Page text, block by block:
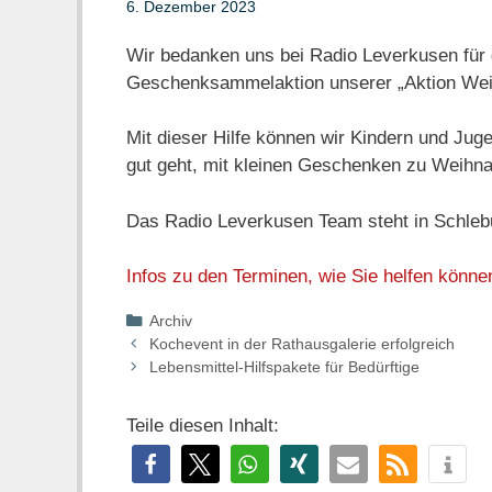
6. Dezember 2023
Wir bedanken uns bei Radio Leverkusen
Geschenksammelaktion unserer „Aktion
Mit dieser Hilfe können wir Kindern und
gut geht, mit kleinen Geschenken zu
Das Radio Leverkusen Team steht in
Infos zu den Terminen, wie Sie helfen
Kategorien
Archiv
Kochevent in der Rathausgalerie erfolgreich
Lebensmittel-Hilfspakete für Bedürftige
Teile diesen Inhalt: